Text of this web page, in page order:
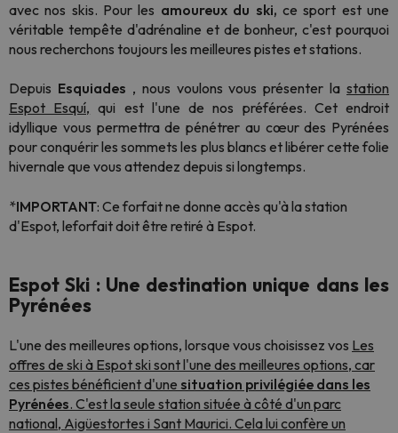
avec nos skis. Pour les amoureux du ski, ce sport est une
véritable tempête d'adrénaline et de bonheur, c'est pourquoi
nous recherchons toujours les meilleures pistes et stations.
Depuis Esquiades , nous voulons vous présenter la station
Espot Esquí, qui est l'une de nos préférées. Cet endroit
idyllique vous permettra de pénétrer au cœur des Pyrénées
pour conquérir les sommets les plus blancs et libérer cette folie
hivernale que vous attendez depuis si longtemps.
*IMPORTANT: Ce forfait ne donne accès qu'à la station
d'Espot, leforfait doit être retiré à Espot.
Espot Ski : Une destination unique dans les
Pyrénées
L'une des meilleures options, lorsque vous choisissez vos Les
offres de ski à Espot ski sont l'une des meilleures options, car
ces pistes bénéficient d'une situation privilégiée dans les
Pyrénées. C'est la seule station située à côté d'un parc
national, Aigüestortes i Sant Maurici. Cela lui confère un